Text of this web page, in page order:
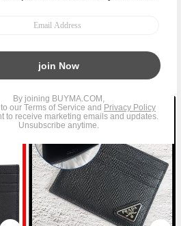
3%OFF ¥85,800
PREMIUM PERSONAL SHOPPER
Seoul_Channel